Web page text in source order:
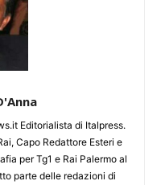
Editorialista di Italpress.
Capo Redattore Esteri e
per Tg1 e Rai Palermo al
parte delle redazioni di